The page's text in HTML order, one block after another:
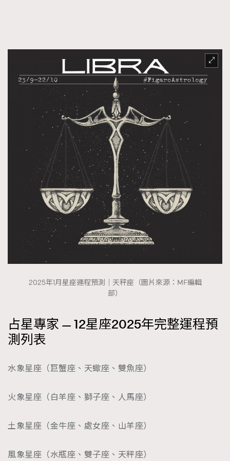
2025年1月星座運程預測｜天秤座（圖片來源：MF編輯
部）
占星專家 — 12星座2025年完整運程預
測列表
水象星座（巨蟹座、天蠍座、雙魚座）
火象星座（白羊座、獅子座、人馬座）
土象星座（金牛座、處女座、山羊座）
風象星座（水瓶座、雙子座、天秤座）